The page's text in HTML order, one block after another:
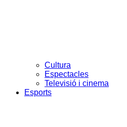
Cultura
Espectacles
Televisió i cinema
Esports